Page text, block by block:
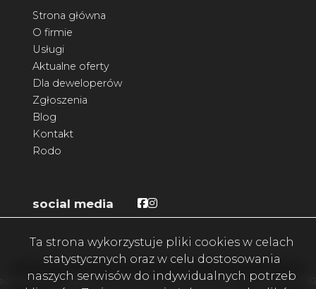
Strona główna
O firmie
Usługi
Aktualne oferty
Dla deweloperów
Zgłoszenia
Blog
Kontakt
Rodo
social media Facebook
Facebook
- najlepiej oceniane biuro nieruchomości w okolicy. ©
Ta strona wykorzystuje pliki cookies w celach
statystycznych oraz w celu dostosowania
naszych serwisów do indywidualnych potrzeb